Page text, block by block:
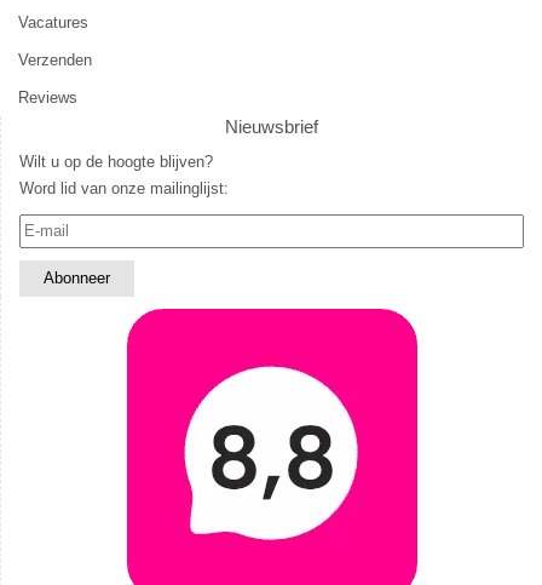
Vacatures
Verzenden
Reviews
Nieuwsbrief
Wilt u op de hoogte blijven?
Word lid van onze mailinglijst: